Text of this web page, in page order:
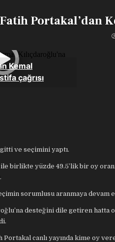
Fatih Portakal’dan
ve seçimini yaptı.
ile birlikte yüzde 49.5’lik bir oy
sorumlusu aranmaya devam
desteğini dile getiren
Portakal canlı yayında kime oy